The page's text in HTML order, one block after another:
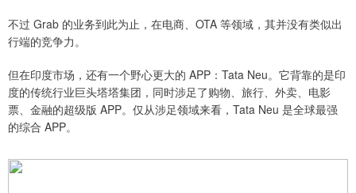
不过 Grab 的业务到此为止，在电商、OTA 等领域，其并没有类似出
行端的竞争力。
但在印度市场，还有一个野心更大的 APP：Tata Neu。它背靠的是印
度的传统行业巨头塔塔集团，同时涉足了购物、旅行、外卖、电影
票、金融的超级版 APP。仅从涉足领域来看，Tata Neu 是全球最强
的综合 APP。